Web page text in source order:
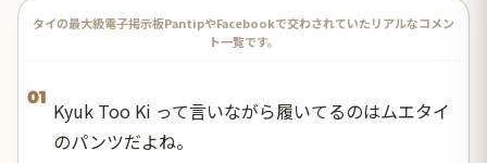
タイの最大級電子掲示板PantipやFacebookで交わされていたリアルなコメン
ト一覧です。
01
Kyuk Too Ki って言いながら履いてるのはムエタイ
のパンツだよね。